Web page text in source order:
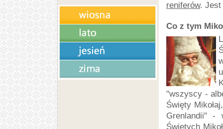
reniferów. Jest
Co z tym
"wszyscy -
Święty
Grenlandii" -
Świętych